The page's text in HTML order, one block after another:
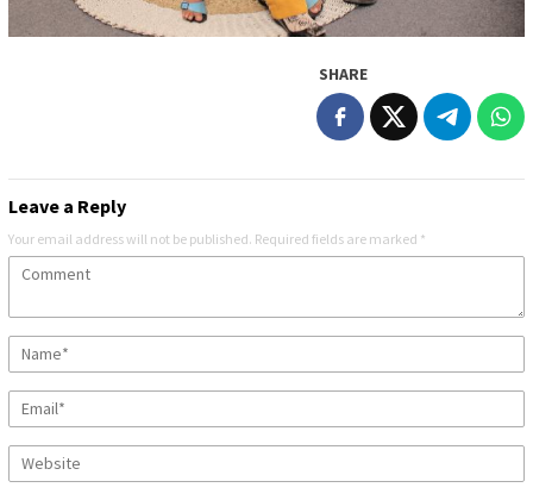
SHARE
Leave a Reply
Your email address will not be published. Required fields are marked *